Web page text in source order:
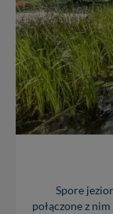
Spore
połączone z